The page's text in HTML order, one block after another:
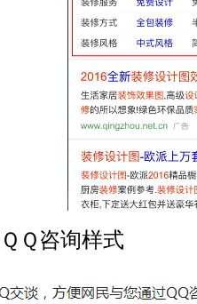
ＱＱ咨询样式